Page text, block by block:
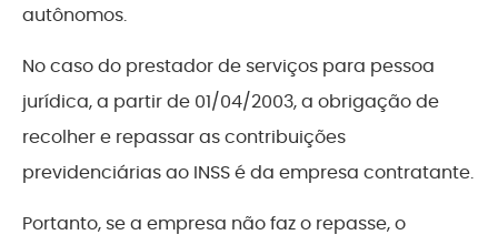
autônomos.
No caso do prestador de serviços para pessoa
jurídica, a partir de 01/04/2003, a obrigação de
recolher e repassar as contribuições
previdenciárias ao INSS é da empresa contratante.
Portanto, se a empresa não faz o repasse, o